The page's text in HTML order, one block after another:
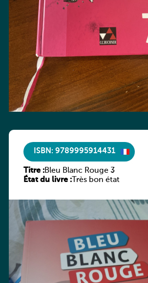
ISBN: 9789995914431
Titre :Bleu Blanc Rouge 3
État du livre :Très bon état